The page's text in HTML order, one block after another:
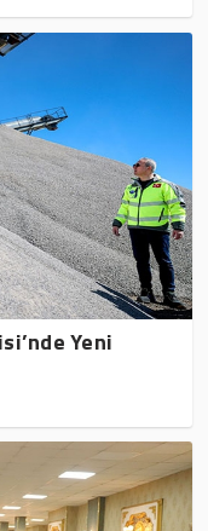
Yeni